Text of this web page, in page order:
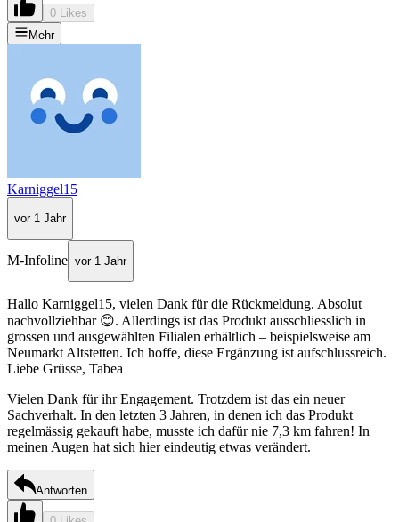
0 Likes
Mehr
Karniggel15
vor 1 Jahr
M-Infoline vor 1 Jahr
Hallo Karniggel15, vielen Dank für die Rückmeldung. Absolut
nachvollziehbar 😊. Allerdings ist das Produkt ausschliesslich in
grossen und ausgewählten Filialen erhältlich – beispielsweise am
Neumarkt Altstetten. Ich hoffe, diese Ergänzung ist aufschlussreich.
Liebe Grüsse, Tabea
Vielen Dank für ihr Engagement. Trotzdem ist das ein neuer
Sachverhalt. In den letzten 3 Jahren, in denen ich das Produkt
regelmässig gekauft habe, musste ich dafür nie 7,3 km fahren! In
meinen Augen hat sich hier eindeutig etwas verändert.
Antworten